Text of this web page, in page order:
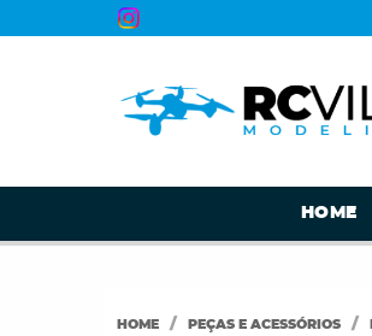
HOME
HOME PEÇAS E ACESSÓRIOS